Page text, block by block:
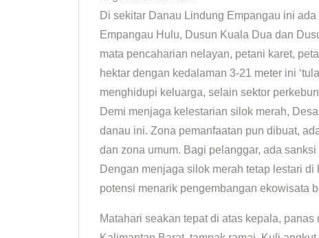
Di sekitar Danau Lindung Empangau ini
Empangau Hulu, Dusun Kuala Dua dan
mata pencaharian nelayan, petani karet,
hektar dengan kedalaman 3-21 meter ini
menghidupi keluarga, selain sektor
Demi menjaga kelestarian silok merah,
danau ini. Zona pemanfaatan pun dibuat,
dan zona umum. Bagi pelanggar, ada sanksi
Dengan menjaga silok merah tetap lestari
potensi menarik pengembangan ekowisata
Matahari seakan tepat di atas kepala,